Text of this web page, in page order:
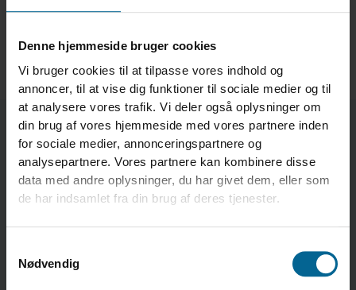
Denne hjemmeside bruger cookies
Vi bruger cookies til at tilpasse vores indhold og
annoncer, til at vise dig funktioner til sociale medier og til
at analysere vores trafik. Vi deler også oplysninger om
din brug af vores hjemmeside med vores partnere inden
for sociale medier, annonceringspartnere og
analysepartnere. Vores partnere kan kombinere disse
data med andre oplysninger, du har givet dem, eller som
de har indsamlet fra din brug af deres tjenester.
Nødvendig
Flere nyheder
Om Riele Ukraine
RIELA® Ukraine ligger i Lviv tæt ved den polske grænse.
RIELA® Ukraine er specialiseret inden for rådgivning,
projektering og salg af anlæg til tørring, beluftning, transport-